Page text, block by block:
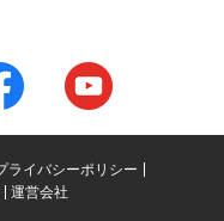
ライバシーポリシー
運営会社